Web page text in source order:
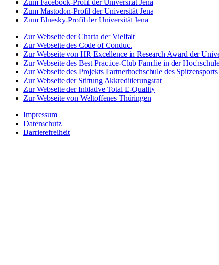
Zum Facebook-Profil der Universität Jena
Zum Mastodon-Profil der Universität Jena
Zum Bluesky-Profil der Universität Jena
Zur Webseite der Charta der Vielfalt
Zur Webseite des Code of Conduct
Zur Webseite von HR Excellence in Research Award der
Zur Webseite des Best Practice-Club Familie in der Hochschule
Zur Webseite des Projekts Partnerhochschule des Spitzensports
Zur Webseite der Stiftung Akkreditierungsrat
Zur Webseite der Initiative Total E-Quality
Zur Webseite von Weltoffenes Thüringen
Impressum
Datenschutz
Barrierefreiheit